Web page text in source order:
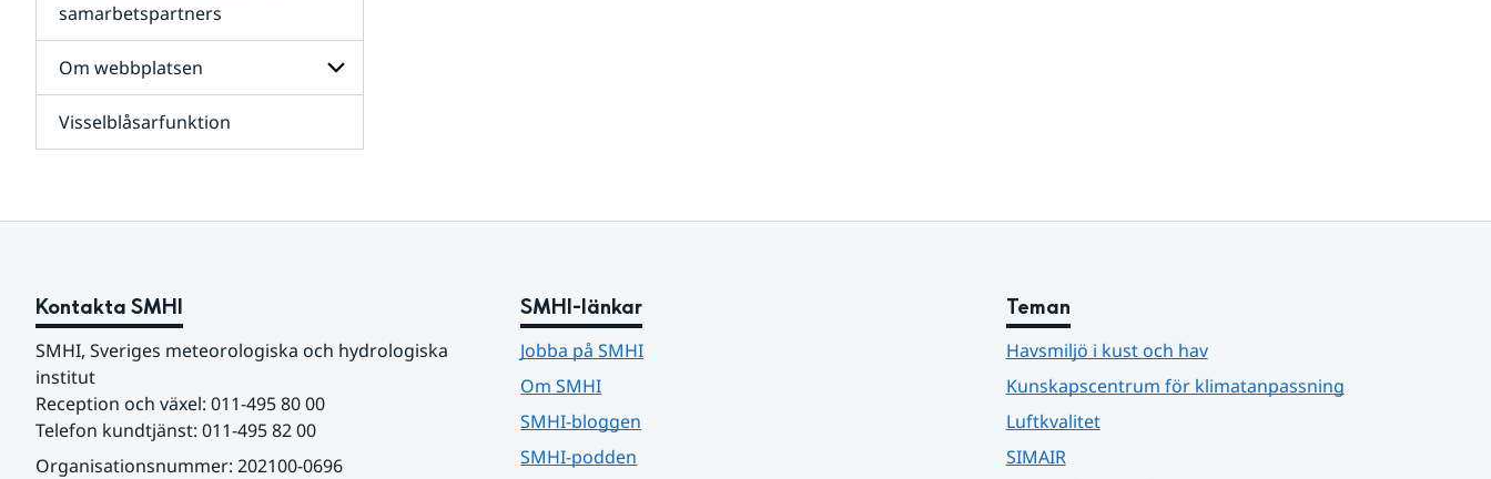
samarbetspartners
Undersidor
för
och
Om webbplatsen
för
Visselblåsarfunktion
Kontakta SMHI
SMHI, Sveriges meteorologiska och hydrologiska
institut
Reception och växel: 011-495 80 00
Telefon kundtjänst: 011-495 82 00
Organisationsnummer: 202100-0696
SMHI-länkar
Jobba på SMHI
Om SMHI
SMHI-bloggen
SMHI-podden
Teman
Havsmiljö i kust och hav
Kunskapscentrum för klimatanpassning
Luftkvalitet
SIMAIR